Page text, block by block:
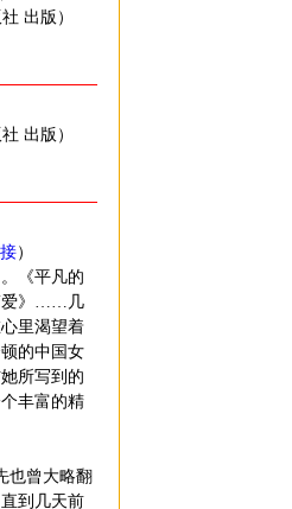
出版）
出版）
）
《平凡的
爱》……几
里渴望着
的中国女
所写到的
丰富的精
曾大略翻
到几天前